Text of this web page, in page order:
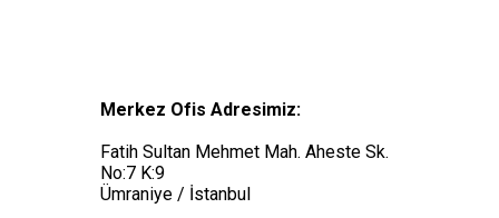
Merkez Ofis Adresimiz:
Fatih Sultan Mehmet Mah. Aheste Sk.
No:7 K:9
Ümraniye / İstanbul